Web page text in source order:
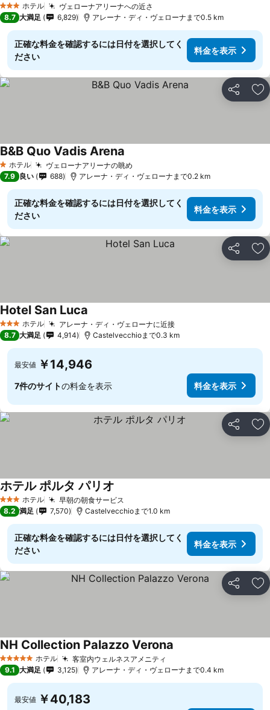
3 ホテルのランク
ホテル ヴェローナアリーナへの近さ
8.7 大満足 6,829 アレーナ・ディ・ヴェローナまで0.5 km
正確な料金を確認するには日付を選択してく
ださい
料金を表示
シェア お
1 ホテルのランク
ホテル ヴェローナアリーナの眺め
B&B Quo Vadis Arena
7.9 良い 688 アレーナ・ディ・ヴェローナまで0.2 km
正確な料金を確認するには日付を選択してく
ださい
料金を表示
シェア お
3 ホテルのランク
ホテル アレーナ・ディ・ヴェローナに近接
Hotel San Luca
8.7 大満足 4,914 Castelvecchioまで0.3 km
最安値 ￥14,946
7件のサイトの料金を表示 料金を表示
シェア お
3 ホテルのランク
ホテル 早朝の朝食サービス
ホテル ポルタ パリオ
8.2 満足 7,570 Castelvecchioまで1.0 km
正確な料金を確認するには日付を選択してく
ださい
料金を表示
シェア お
5 ホテルのランク
ホテル 客室内ウェルネスアメニティ
NH Collection Palazzo Verona
9.1 大満足 3,125 アレーナ・ディ・ヴェローナまで0.4 km
最安値 ￥40,183